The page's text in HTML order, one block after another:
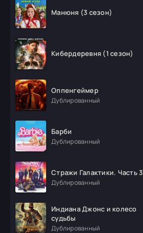
Манюня (3 сезон)
Кибердеревня (1 сезон)
Оппенгеймер
Дублированный
Барби
Дублированный
Стражи Галактики. Часть 3
Дублированный
Индиана Джонс и колесо
судьбы
Дублированный